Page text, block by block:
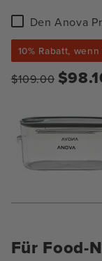
Den
Precision™
16L
Behälter
hinzufügen
Den Anova
10% Rabatt,
$109.00
Für Food-